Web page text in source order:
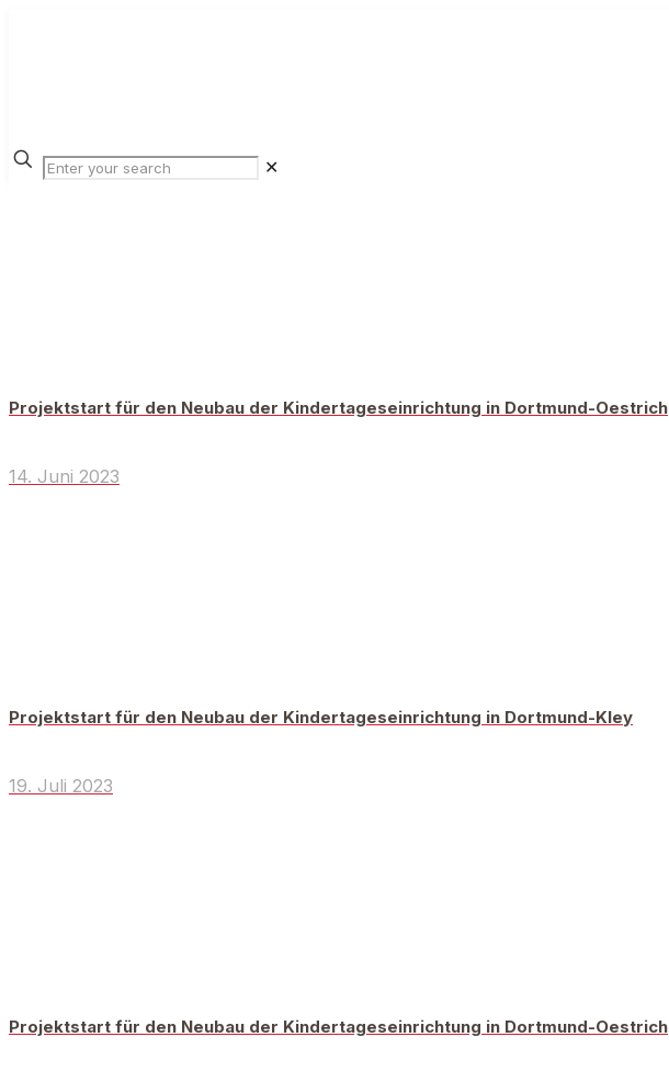
✕
Projektstart für den Neubau der Kindertageseinrichtung in Dortmund-Oestrich
14. Juni 2023
Projektstart für den Neubau der Kindertageseinrichtung in Dortmund-Kley
19. Juli 2023
Projektstart für den Neubau der Kindertageseinrichtung in Dortmund-Oestrich